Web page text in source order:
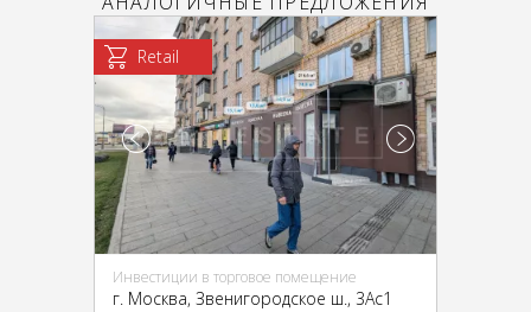
Retail
Инвестиции в торговое помещение
г. Москва, Звенигородское ш., 3Ас1